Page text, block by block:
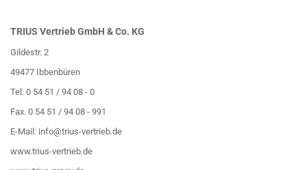
TRIUS Vertrieb GmbH & Co. KG
Gildestr. 2
49477 Ibbenbüren
Tel. 0 54 51 / 94 08 - 0
Fax. 0 54 51 / 94 08 - 991
E-Mail: info@trius-vertrieb.de
www.trius-vertrieb.de